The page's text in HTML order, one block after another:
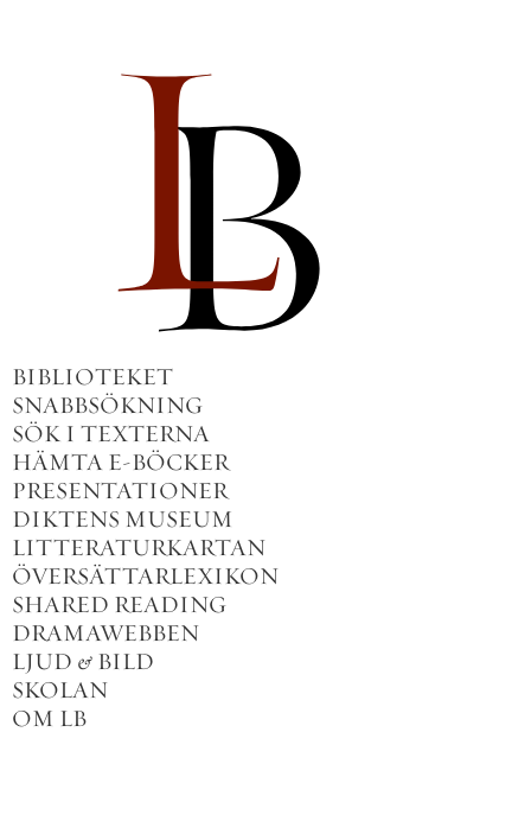
BIBLIOTEKET
SNABBSÖKNING
SÖK I TEXTERNA
HÄMTA E-BÖCKER
PRESENTATIONER
DIKTENS MUSEUM
LITTERATURKARTAN
ÖVERSÄTTARLEXIKON
SHARED READING
DRAMAWEBBEN
LJUD & BILD
SKOLAN
OM LB